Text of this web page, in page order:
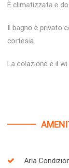
È climatizzata e
Il bagno è privato
cortesia.
La colazione e il
Aria